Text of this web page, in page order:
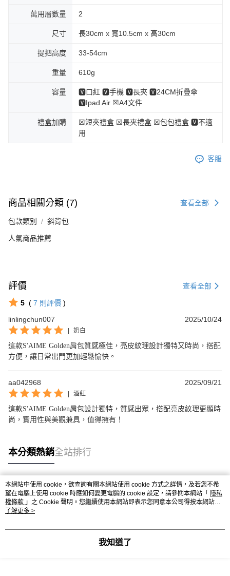
萬用層數量 2
尺寸 長30cm x 寬10.5cm x 高30cm
提把高度 33-54cm
重量 610g
容量
🆅口紅 🆅手機 🆅長夾 🆅24CM折疊傘
🆅Ipad Air ☒A4文件
禮盒加購
☒短夾禮盒 ☒長夾禮盒 ☒包包禮盒 🆅不適
用
客服
商品相關分類 (7) 查看全部
包款類別 斜背包
人氣商品推薦
評價 查看全部
5 ( 7 則評價 )
linlingchun007
2025/10/24
| 奶白
這款S'AIME Golden肩包質感極佳，亮皮紋理設計獨特又時尚，搭配
方便，讓日常出門更加輕鬆愉快。
aa042968 2025/09/21
| 酒紅
這款S'AIME Golden肩包設計獨特，質感出眾，搭配亮皮紋理更顯時
尚，實用性與美觀兼具，值得擁有！
本分類熱銷全站排行
熱門標籤
本網站中使用 cookie，欲查詢有關本網站使用 cookie 方式之詳情，及若您不希
望在電腦上使用 cookie 時應如何變更電腦的 cookie 設定，請參閱本網站「 隱私
權條款 」之 Cookie 聲明。您繼續使用本網站即表示您同意本公司得按本網站使
用條款之 Cookie 聲明使用 cookie。
了解更多 >
我知道了